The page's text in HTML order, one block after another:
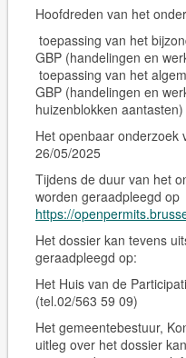
Hoofdreden van het
toepassing van het
GBP (handelingen en
toepassing van het
GBP (handelingen en
huizenblokken aantasten)
Het openbaar onderzoek
26/05/2025
Tijdens de duur van het
worden geraadpleegd op
https://
Het dossier kan tevens
geraadpleegd op:
Het Huis van de
(tel.02/563 59 09)
Het gemeentebestuur,
uitleg over het dossier